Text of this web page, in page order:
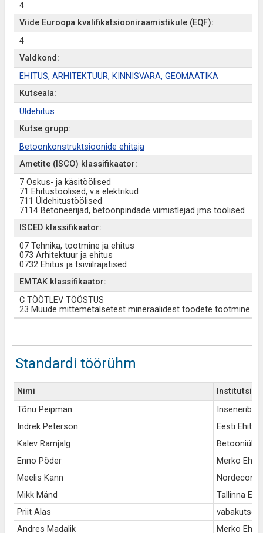
4
Viide Euroopa kvalifikatsiooniraamistikule (EQF):
4
Valdkond:
EHITUS, ARHITEKTUUR, KINNISVARA, GEOMAATIKA
Kutseala:
Üldehitus
Kutse grupp:
Betoonkonstruktsioonide ehitaja
Ametite (ISCO) klassifikaator:
7 Oskus- ja käsitöölised
71 Ehitustöölised, v.a elektrikud
711 Üldehitustöölised
7114 Betoneerijad, betoonpindade viimistlejad jms töölised
ISCED klassifikaator:
07 Tehnika, tootmine ja ehitus
073 Arhitektuur ja ehitus
0732 Ehitus ja tsiviilrajatised
EMTAK klassifikaator:
C TÖÖTLEV TÖÖSTUS
23 Muude mittemetalsetest mineraalidest toodete tootmine
Standardi töörühm
Nimi
Tõnu Peipman
Indrek Peterson
Eesti
Kalev Ramjalg
Enno Põder
Merko
Meelis Kann
Nordecon
Mikk Mänd
Tallinna
Priit Alas
Andres Madalik
Merko